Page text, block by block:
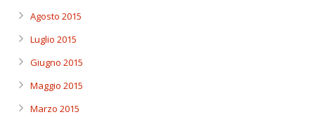
Agosto 2015
Luglio 2015
Giugno 2015
Maggio 2015
Marzo 2015